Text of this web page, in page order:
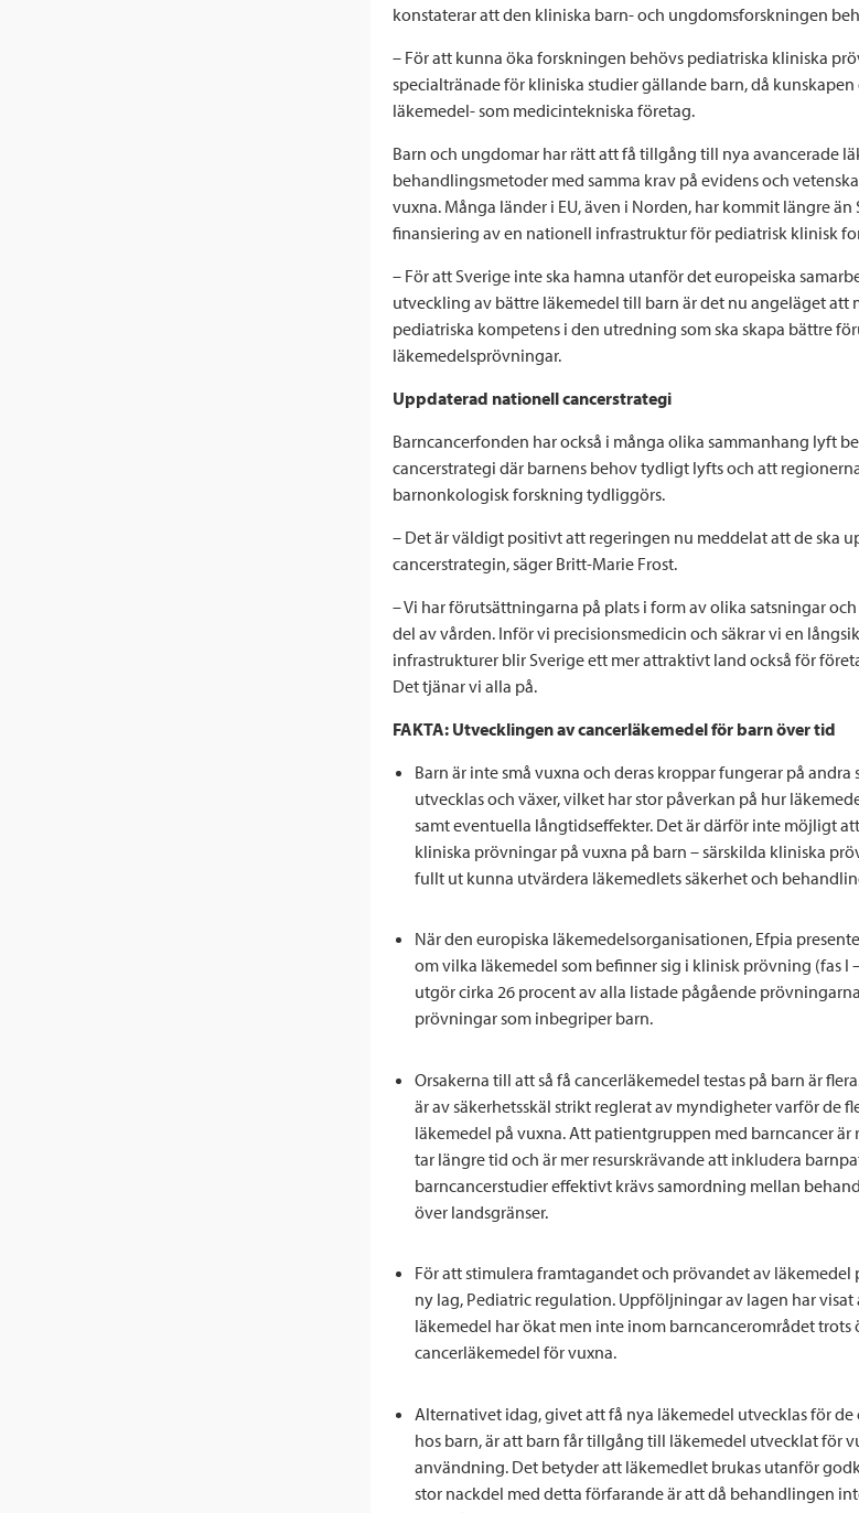
konstaterar att den kliniska barn- och ungdomsforskningen
– För att kunna öka forskningen behövs pediatriska kliniska
specialtränade för kliniska studier gällande barn, då
läkemedel- som medicintekniska företag.
Barn och ungdomar har rätt att få tillgång till nya avancerade
behandlingsmetoder med samma krav på evidens och
vuxna. Många länder i EU, även i Norden, har kommit längre
finansiering av en nationell infrastruktur för pediatrisk klinisk
– För att Sverige inte ska hamna utanför det europeiska
utveckling av bättre läkemedel till barn är det nu angeläget att
pediatriska kompetens i den utredning som ska skapa bättre
läkemedelsprövningar.
Uppdaterad nationell cancerstrategi
Barncancerfonden har också i många olika sammanhang lyft
cancerstrategi där barnens behov tydligt lyfts och att
barnonkologisk forskning tydliggörs.
– Det är väldigt positivt att regeringen nu meddelat att de ska
cancerstrategin, säger Britt-Marie Frost.
– Vi har förutsättningarna på plats i form av olika satsningar
del av vården. Inför vi precisionsmedicin och säkrar vi en
infrastrukturer blir Sverige ett mer attraktivt land också för
Det tjänar vi alla på.
FAKTA: Utvecklingen av cancerläkemedel för barn över tid
Barn är inte små vuxna och deras kroppar fungerar på
utvecklas och växer, vilket har stor påverkan på hur
samt eventuella långtidseffekter. Det är därför inte möjligt
kliniska prövningar på vuxna på barn – särskilda kliniska
fullt ut kunna utvärdera läkemedlets säkerhet och
När den europiska läkemedelsorganisationen, Efpia
om vilka läkemedel som befinner sig i klinisk prövning (fas I
utgör cirka 26 procent av alla listade pågående
prövningar som inbegriper barn.
Orsakerna till att så få cancerläkemedel testas på barn är
är av säkerhetsskäl strikt reglerat av myndigheter varför de
läkemedel på vuxna. Att patientgruppen med barncancer
tar längre tid och är mer resurskrävande att inkludera
barncancerstudier effektivt krävs samordning mellan
över landsgränser.
För att stimulera framtagandet och prövandet av läkemedel
ny lag, Pediatric regulation. Uppföljningar av lagen har
läkemedel har ökat men inte inom barncancerområdet
cancerläkemedel för vuxna.
Alternativet idag, givet att få nya läkemedel utvecklas för
hos barn, är att barn får tillgång till läkemedel utvecklat för
användning. Det betyder att läkemedlet brukas utanför
stor nackdel med detta förfarande är att då behandlingen